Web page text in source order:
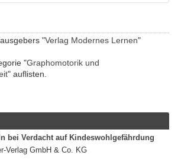
"Verlag Modernes Lernen"
"Graphomotorik und
" auflisten.
bei Verdacht auf Kindeswohlgefährdung
Verlag GmbH & Co. KG